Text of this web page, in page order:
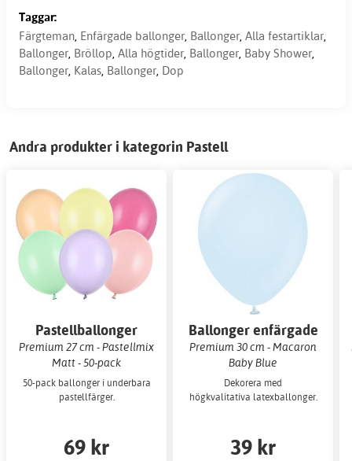
Taggar:
Färgteman Enfärgade ballonger Ballonger Alla festartiklar
Ballonger Bröllop Alla högtider Ballonger Baby Shower
Ballonger Kalas Ballonger Dop
Andra produkter i kategorin Pastell
Pastellballonger
Premium 27 cm - Pastellmix
Matt - 50-pack
50-pack ballonger i underbara
pastellfärger.
69 kr
Ballonger enfärgade
Premium 30 cm - Macaron
Baby Blue
Dekorera med
högkvalitativa latexballonger.
39 kr